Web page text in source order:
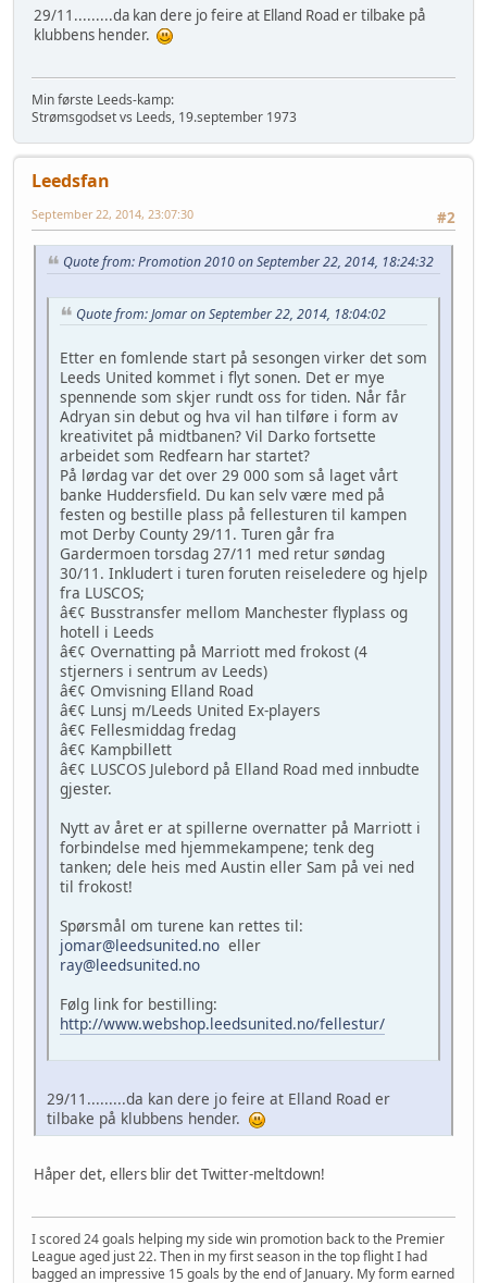
29/11.........da kan dere jo feire at Elland Road er tilbake på
klubbens hender.
Min første Leeds-kamp:
Strømsgodset vs Leeds, 19.september 1973
Leedsfan
#2
September 22, 2014, 23:07:30
Quote from: Promotion 2010 on September 22, 2014, 18:24:32
Quote from: Jomar on September 22, 2014, 18:04:02
Etter en fomlende start på sesongen virker det som
Leeds United kommet i flyt sonen. Det er mye
spennende som skjer rundt oss for tiden. Når får
Adryan sin debut og hva vil han tilføre i form av
kreativitet på midtbanen? Vil Darko fortsette
arbeidet som Redfearn har startet?
På lørdag var det over 29 000 som så laget vårt
banke Huddersfield. Du kan selv være med på
festen og bestille plass på fellesturen til kampen
mot Derby County 29/11. Turen går fra
Gardermoen torsdag 27/11 med retur søndag
30/11. Inkludert i turen foruten reiseledere og hjelp
fra LUSCOS;
â€¢ Busstransfer mellom Manchester flyplass og
hotell i Leeds
â€¢ Overnatting på Marriott med frokost (4
stjerners i sentrum av Leeds)
â€¢ Omvisning Elland Road
â€¢ Lunsj m/Leeds United Ex-players
â€¢ Fellesmiddag fredag
â€¢ Kampbillett
â€¢ LUSCOS Julebord på Elland Road med innbudte
gjester.
Nytt av året er at spillerne overnatter på Marriott i
forbindelse med hjemmekampene; tenk deg
tanken; dele heis med Austin eller Sam på vei ned
til frokost!
Spørsmål om turene kan rettes til:
jomar@leedsunited.no eller
ray@leedsunited.no
Følg link for bestilling:
http://www.webshop.leedsunited.no/fellestur/
29/11.........da kan dere jo feire at Elland Road er
tilbake på klubbens hender.
Håper det, ellers blir det Twitter-meltdown!
I scored 24 goals helping my side win promotion back to the Premier
League aged just 22. Then in my first season in the top flight I had
bagged an impressive 15 goals by the end of January. My form earned